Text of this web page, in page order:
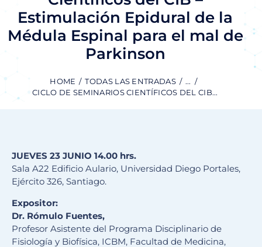
Estimulación Epidural de la
Médula Espinal para el mal de
Parkinson
HOME TODAS LAS ENTRADAS
...
CICLO DE SEMINARIOS CIENTÍFICOS DEL CIB...
JUEVES 23 JUNIO 14.00 hrs.
Sala A22 Edificio Aulario, Universidad Diego Portales,
Ejército 326, Santiago.
Expositor:
Dr. Rómulo Fuentes,
Profesor Asistente del Programa Disciplinario de
Fisiología y Biofísica, ICBM, Facultad de Medicina,